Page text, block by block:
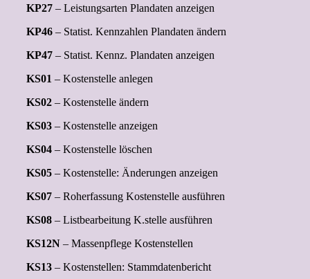
KP27 – Leistungsarten Plandaten anzeigen
KP46 – Statist. Kennzahlen Plandaten ändern
KP47 – Statist. Kennz. Plandaten anzeigen
KS01 – Kostenstelle anlegen
KS02 – Kostenstelle ändern
KS03 – Kostenstelle anzeigen
KS04 – Kostenstelle löschen
KS05 – Kostenstelle: Änderungen anzeigen
KS07 – Roherfassung Kostenstelle ausführen
KS08 – Listbearbeitung K.stelle ausführen
KS12N – Massenpflege Kostenstellen
KS13 – Kostenstellen: Stammdatenbericht